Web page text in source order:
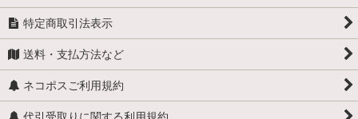
特定商取引法表示
送料・支払方法など
ネコポスご利用規約